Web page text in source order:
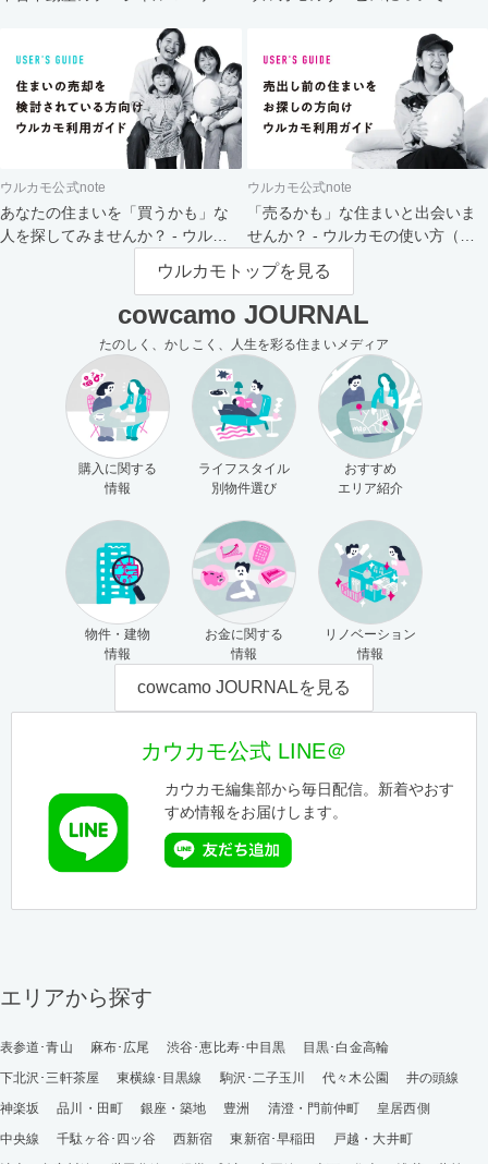
ウルカモ公式note
あなたの住まいを「買うかも」な
人を探してみませんか？ - ウルカ
ウルカモ公式note
「売るかも」な住まいと出会いま
せんか？ - ウルカモの使い方（買
主さま向け）
ウルカモトップを見る
cowcamo JOURNAL
たのしく、かしこく、人生を彩る住まいメディア
購入に関する
情報
ライフスタイル
別物件選び
おすすめ
エリア紹介
物件・建物
情報
お金に関する
情報
リノベーション
情報
cowcamo JOURNALを見る
カウカモ公式 LINE＠
カウカモ編集部から毎日配信。新着やおす
すめ情報をお届けします。
エリアから探す
表参道･青山 麻布･広尾 渋谷･恵比寿･中目黒
目黒･白金高輪
下北沢･三軒茶屋
東横線･目黒線 駒沢･二子玉川 代々木公園
井の頭線
神楽坂
品川・田町 銀座・築地 豊洲 清澄・門前仲町
皇居西側
中央線
千駄ヶ谷･四ッ谷 西新宿 東新宿･早稲田
戸越・大井町